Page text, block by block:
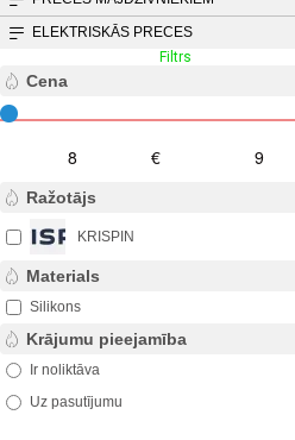
ELEKTRISKĀS PRECES
Filtrs
Cena
€
Ražotājs
KRISPIN
Materials
Silikons
Krājumu pieejamība
Ir noliktāva
Uz pasutījumu